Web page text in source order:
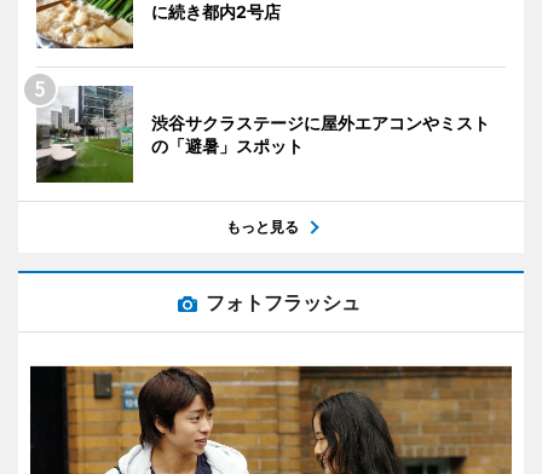
に続き都内2号店
渋谷サクラステージに屋外エアコンやミスト
の「避暑」スポット
もっと見る
フォトフラッシュ